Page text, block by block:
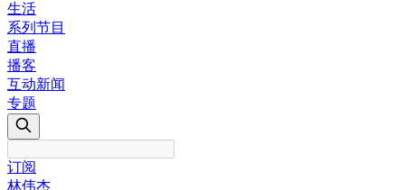
生活
系列节目
直播
播客
互动新闻
专题
订阅
林伟杰